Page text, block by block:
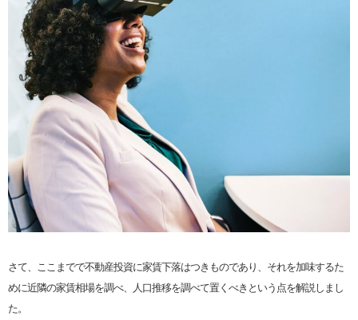
さて、ここまでで不動産投資に家賃下落はつきものであり、それを加味するた
めに近隣の家賃相場を調べ、人口推移を調べて置くべきという点を解説しまし
た。